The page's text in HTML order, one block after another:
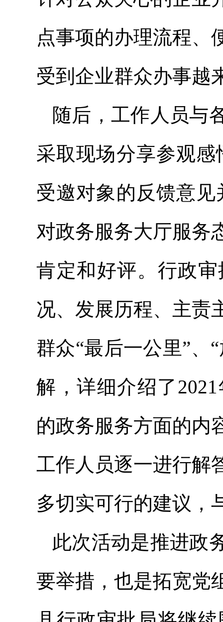
点事项的办理流程、
受到企业群众办事越
随后，工作人员与
采取现场分享参观
受邀对象的反馈意
对政务服务大厅服务
肯定和好评。行政
况、发展历程、主责
群众“最后一公里”、
解，详细介绍了
的政务服务方面的内
工作人员逐一进行解
多切实可行的建议，
此次活动是推进政
要举措，也是拓宽党